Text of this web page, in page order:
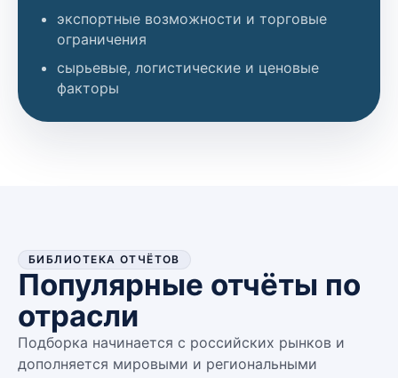
экспортные возможности и торговые
ограничения
сырьевые, логистические и ценовые
факторы
БИБЛИОТЕКА ОТЧЁТОВ
Популярные отчёты по
отрасли
Подборка начинается с российских рынков и
дополняется мировыми и региональными